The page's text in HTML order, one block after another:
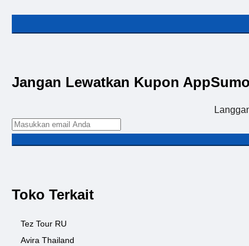
Jangan Lewatkan Kupon
Toko Terkait
Tez Tour RU
Avira Thailand